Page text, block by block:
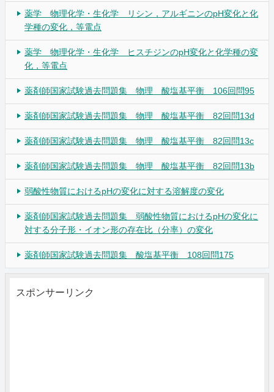
薬学 物理化学・生化学 リシン，アルギニンのpH変化と化
学種の変化，等電点
薬学 物理化学・生化学 ヒスチジンのpH変化と化学種の変
化，等電点
薬剤師国家試験過去問題集 物理 酸塩基平衡 106回問95
薬剤師国家試験過去問題集 物理 酸塩基平衡 82回問13d
薬剤師国家試験過去問題集 物理 酸塩基平衡 82回問13c
薬剤師国家試験過去問題集 物理 酸塩基平衡 82回問13b
弱酸性物質におけるpHの変化に対する溶解度の変化
薬剤師国家試験過去問題集 弱酸性物質におけるpHの変化に
対する分子形・イオン形の存在比（分率）の変化
薬剤師国家試験過去問題集 酸塩基平衡 108回問175
スポンサーリンク